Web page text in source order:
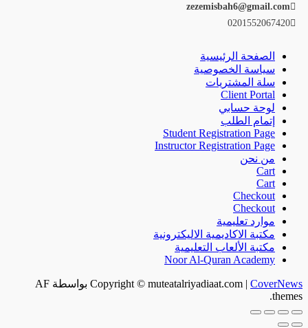
zezemisbah6@gmail.com
0201552067420
الصفحة الرئيسية
سياسة الخصوصية
سلة المشتريات
Client Portal
لوحة حسابي
إتمام الطلب
Student Registration Page
Instructor Registration Page
من نحن
Cart
Cart
Checkout
Checkout
موارد تعليمية
مكتبة الاكاديمية الاليكترونية
مكتبة الألعاب التعليمية
Noor Al-Quran Academy
Copyright © muteatalriyadiaat.com | CoverNews
بواسطة AF
themes.